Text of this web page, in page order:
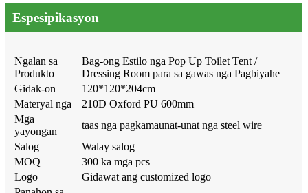
Espesipikasyon
Ngalan sa
Produkto
Bag-ong Estilo nga Pop Up Toilet Tent /
Dressing Room para sa gawas nga Pagbiyahe
Gidak-on
120*120*204cm
Materyal nga
210D Oxford PU 600mm
Mga
yayongan
taas nga pagkamaunat-unat nga steel wire
Salog
Walay salog
MOQ
300 ka mga pcs
Logo
Gidawat ang customized logo